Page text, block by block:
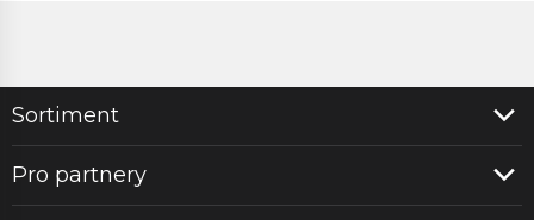
Sortiment
Pro partnery